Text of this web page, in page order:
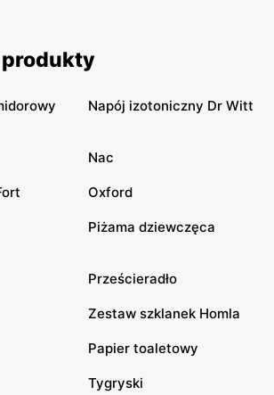
Napój izotoniczny Dr Witt
Nac
Oxford
Piżama dziewczęca
Prześcieradło
Zestaw szklanek Homla
Papier toaletowy
Tygryski